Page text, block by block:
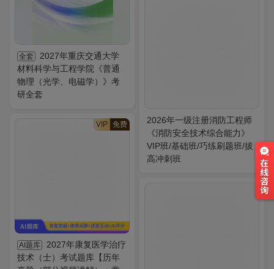
全套
2027年重庆交通大学
材料科学与工程学院《普通
物理（光学、电磁学）》考
研全套
2026年一级注册消防工程师
《消防安全技术综合能力》
VIP班/基础班/巧练刷题班/拔
高冲刺班
VIP 免费
AI题库
2027年康复医学治疗
技术（士）考试题库【历年